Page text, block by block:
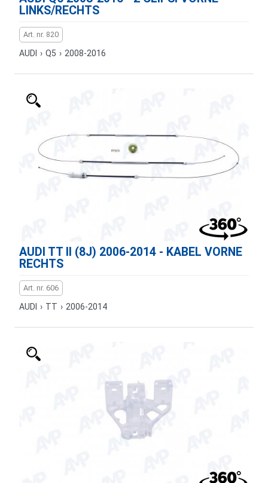
LINKS/RECHTS
Art. nr. 820
AUDI › Q5 › 2008-2016
AUDI TT II (8J) 2006-2014 - KABEL VORNE
RECHTS
Art. nr. 606
AUDI › TT › 2006-2014